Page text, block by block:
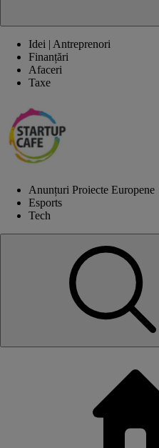
Idei | Antreprenori
Finanțări
Afaceri
Taxe
Anunțuri Proiecte Europene
Esports
Tech